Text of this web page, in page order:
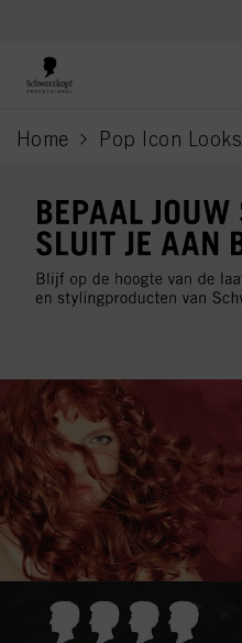
Home Pop Icon Looks
current page